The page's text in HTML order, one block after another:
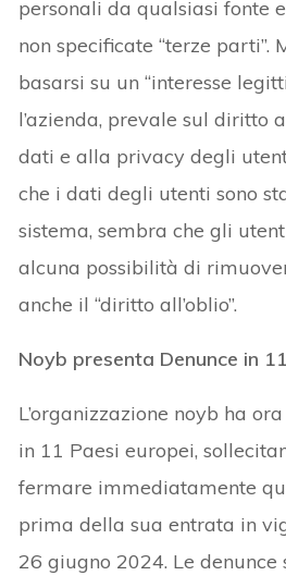
personali da qualsiasi fonte
non specificate “terze parti”.
basarsi su un “interesse
l’azienda, prevale sul diritto
dati e alla privacy degli
che i dati degli utenti sono
sistema, sembra che gli
alcuna possibilità di
anche il “diritto all’oblio”.
Noyb presenta Denunce in
L’organizzazione noyb ha
in 11 Paesi europei,
fermare immediatamente
prima della sua entrata in
26 giugno 2024. Le denunce